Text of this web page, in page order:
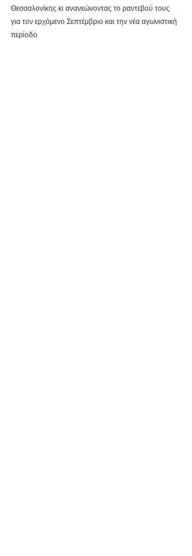
Θεσσαλονίκης κι ανανεώνοντας το ραντεβού τους
για τον ερχόμενο Σεπτέμβριο και την νέα αγωνιστική
περίοδο.